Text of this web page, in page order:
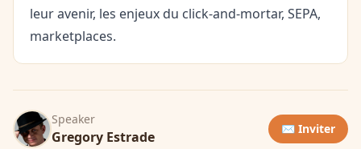
leur avenir, les enjeux du click-and-mortar, SEPA,
marketplaces.
Speaker
Gregory Estrade ✉️ Inviter